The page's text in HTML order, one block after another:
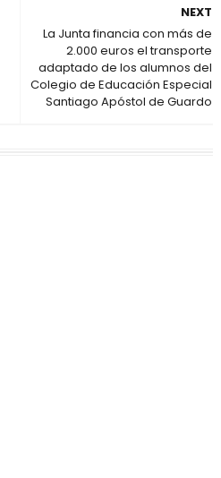
NEXT
La Junta financia con más de
2.000 euros el transporte
adaptado de los alumnos del
Colegio de Educación Especial
Santiago Apóstol de Guardo